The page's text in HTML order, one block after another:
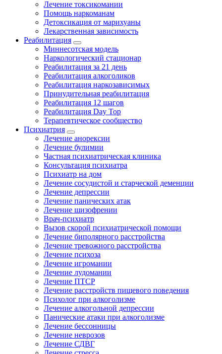
Лечение токсикомании
Помощь наркоманам
Детоксикация от марихуаны
Лекарственная зависимость
Реабилитация
Миннесотская модель
Наркологический стационар
Реабилитация за 21 день
Реабилитация алкоголиков
Реабилитация наркозависимых
Принудительная реабилитация
Реабилитация 12 шагов
Реабилитация Day Top
Терапевтическое сообщество
Психиатрия
Лечение анорексии
Лечение булимии
Частная психиатрическая клиника
Консультация психиатра
Психиатр на дом
Лечение сосудистой и старческой деменции
Лечение депрессии
Лечение панических атак
Лечение шизофрении
Врач-психиатр
Вызов скорой психиатрической помощи
Лечение биполярного расстройства
Лечение тревожного расстройства
Лечение психоза
Лечение игромании
Лечение лудомании
Лечение ПТСР
Лечение расстройств пищевого поведения
Психолог при алкоголизме
Лечение алкогольной депрессии
Панические атаки при алкоголизме
Лечение бессонницы
Лечение неврозов
Лечение СДВГ